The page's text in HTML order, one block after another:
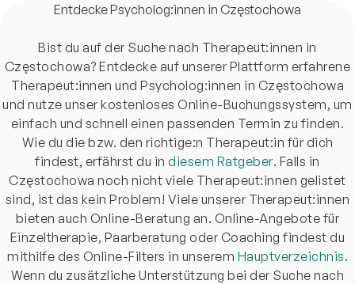
Entdecke Psycholog:innen in Częstochowa
Bist du auf der Suche nach Therapeut:innen in
Częstochowa? Entdecke auf unserer Plattform erfahrene
Therapeut:innen und Psycholog:innen in Częstochowa
und nutze unser kostenloses Online-Buchungssystem, um
einfach und schnell einen passenden Termin zu finden.
Wie du die bzw. den richtige:n Therapeut:in für dich
findest, erfährst du indiesem Ratgeber. Falls in
Częstochowa noch nicht viele Therapeut:innen gelistet
sind, ist das kein Problem! Viele unserer Therapeut:innen
bieten auch Online-Beratung an. Online-Angebote für
Einzeltherapie, Paarberatung oder Coaching findest du
mithilfe des Online-Filters in unserem Hauptverzeichnis.
Wenn du zusätzliche Unterstützung bei der Suche nach